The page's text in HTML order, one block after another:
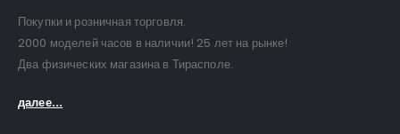
Покупки и розничная торговля.
2000 моделей часов в наличии! 25 лет на рынке!
Два физических магазина в Тирасполе.
далее...